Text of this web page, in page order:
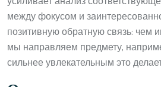
между фокусом и
позитивную обратную связь: чем
мы направляем предмету,
сильнее увлекательным это